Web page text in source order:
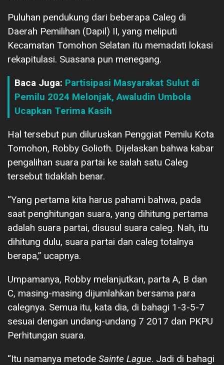
Puluhan pendukung dari beberapa Caleg di
Daerah Pemilihan (Dapil) II, yang meliputi
Kecamatan Tomohon Selatan itu memadati lokasi
rekapitulasi. Suasana pun menegang.
Baca Juga: Partisipasi Masyarakat Sulut di
Pemilu 2024 Melonjak, Awaludin Umbola
Ucapkan Terima Kasih
Hal tersebut pun diluruskan Penggiat Pemilu Kota
Tomohon, Robby Golioth. Dijelaskan bahwa kabar
pengalihan suara partai ke salah satu Caleg
tersebut tidaklah benar.
“Yang pertama kita harus pahami bahwa, pada
saat penghitungan suara, yang dihitung pertama
adalah suara partai, disusul suara caleg. Nah, itu
dihitung dulu, suara partai dan caleg totalnya
berapa,” ucapnya.
Umpamanya, Robby melanjutkan, parta A, B dan
C, masing-masing dijumlahkan bersama para
calegnya. Semua itu, kata dia, di bahagi 1-3-5-7
sesuai dengan undang-undang 7 2017 dan PKPU
Perhitungan suara.
“Itu namanya metode Sainte Lague. Jadi di bahagi